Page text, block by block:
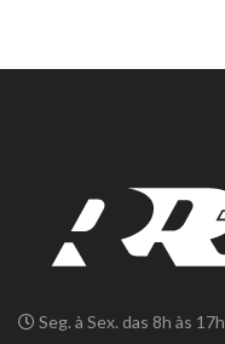
Seg. à Sex. das 8h às 17h